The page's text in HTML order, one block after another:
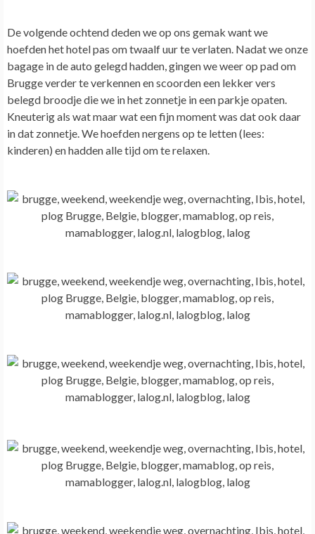
De volgende ochtend deden we op ons gemak want we
hoefden het hotel pas om twaalf uur te verlaten. Nadat we onze
bagage in de auto gelegd hadden, gingen we weer op pad om
Brugge verder te verkennen en scoorden een lekker vers
belegd broodje die we in het zonnetje in een parkje opaten.
Kneuterig als wat maar wat een fijn moment was dat ook daar
in dat zonnetje. We hoefden nergens op te letten (lees:
kinderen) en hadden alle tijd om te relaxen.